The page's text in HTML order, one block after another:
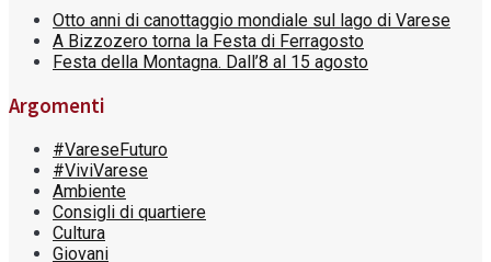
Otto anni di canottaggio mondiale sul lago di Varese
A Bizzozero torna la Festa di Ferragosto
Festa della Montagna. Dall’8 al 15 agosto
Argomenti
#VareseFuturo
#ViviVarese
Ambiente
Consigli di quartiere
Cultura
Giovani